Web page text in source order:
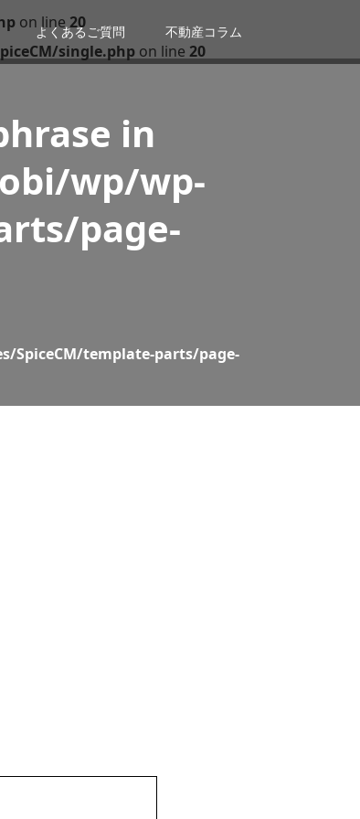
よくあるご質問 不動産コラム
on line20
single.php on line 20
in
wp/wp-
page-
SpiceCM/template-parts/page-